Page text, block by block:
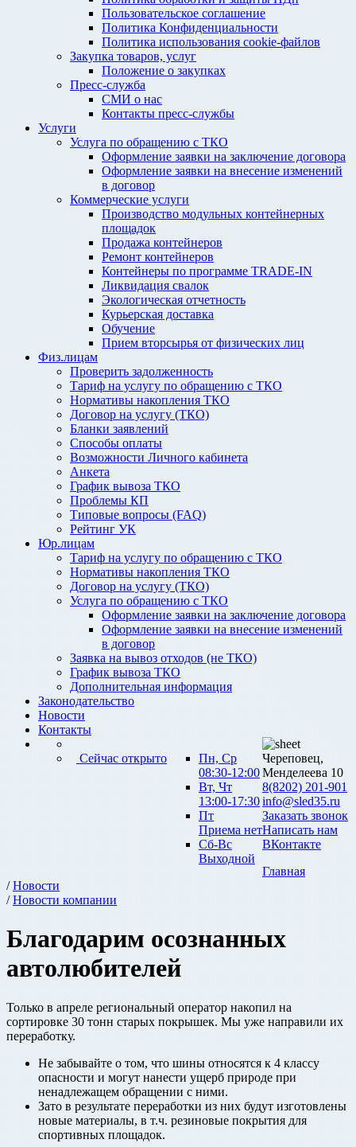
Пользовательское соглашение
Политика Конфиденциальности
Политика использования cookie-файлов
Закупка товаров, услуг
Положение о закупках
Пресс-служба
СМИ о нас
Контакты пресс-службы
Услуги
Услуга по обращению с ТКО
Оформление заявки на заключение договора
Оформление заявки на внесение изменений
в договор
Коммерческие услуги
Производство модульных контейнерных
площадок
Продажа контейнеров
Ремонт контейнеров
Контейнеры по программе TRADE-IN
Ликвидация свалок
Экологическая отчетность
Курьерская доставка
Обучение
Прием вторсырья от физических лиц
Физ.лицам
Проверить задолженность
Тариф на услугу по обращению с ТКО
Нормативы накопления ТКО
Договор на услугу (ТКО)
Бланки заявлений
Способы оплаты
Возможности Личного кабинета
Анкета
График вывоза ТКО
Проблемы КП
Типовые вопросы (FAQ)
Рейтинг УК
Юр.лицам
Тариф на услугу по обращению с ТКО
Нормативы накопления ТКО
Договор на услугу (ТКО)
Услуга по обращению с ТКО
Оформление заявки на заключение договора
Оформление заявки на внесение изменений
в договор
Заявка на вывоз отходов (не ТКО)
График вывоза ТКО
Дополнительная информация
Законодательство
Новости
Контакты
Сейчас открыто
Пн, Ср
08:30-12:00
Вт, Чт
13:00-17:30
Пт
Приема нет
Сб-Вс
Выходной
Череповец,
Менделеева 10
8(8202) 201-901
info@sled35.ru
Заказать звонок
Написать нам
ВКонтакте
Главная
/Новости
/Новости компании
Благодарим осознанных
автолюбителей
Только в апреле региональный оператор накопил на
сортировке 30 тонн старых покрышек. Мы уже направили их
переработку.
Не забывайте о том, что шины относятся к 4 классу
опасности и могут нанести ущерб природе при
ненадлежащем обращении с ними.
Зато в результате переработки из них будут изготовлены
новые материалы, в т.ч. резиновые покрытия для
спортивных площадок.